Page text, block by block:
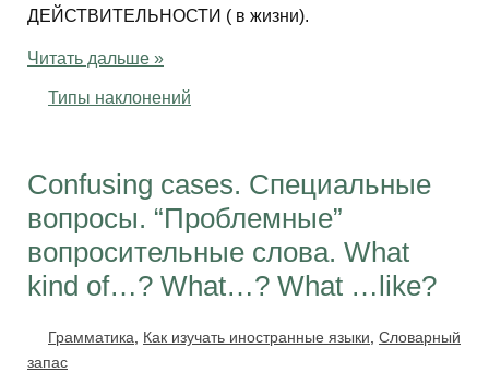
ДЕЙСТВИТЕЛЬНОСТИ ( в жизни).
Читать дальше »
Типы наклонений
Confusing cases. Специальные
вопросы. “Проблемные”
вопросительные слова. What
kind of…? What…? What …like?
Грамматика Как изучать иностранные языки Словарный
запас